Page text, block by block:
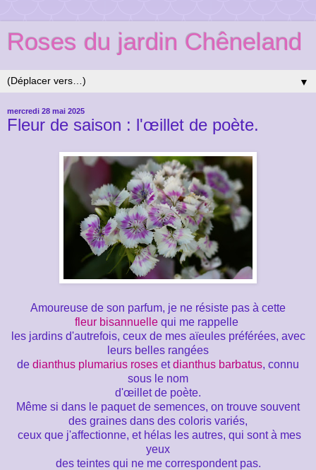
Roses du jardin Chêneland
▼
mercredi 28 mai 2025
Fleur de saison : l'œillet de poète.
Amoureuse de son parfum, je ne résiste pas à cette
fleur bisannuelle qui me rappelle
les jardins d'autrefois, ceux de mes aïeules préférées, avec
leurs belles rangées
de dianthus plumarius roses etdianthus barbatus, connu
sous le nom
d'œillet de poète.
Même si dans le paquet de semences, on trouve souvent
des graines dans des coloris variés,
ceux que j'affectionne, et hélas les autres, qui sont à mes
yeux
des teintes qui ne me correspondent pas.